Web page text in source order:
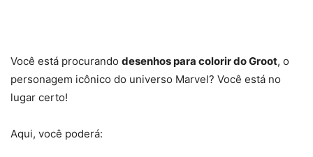
Você está procurando desenhos para colorir do Groot, o
personagem icônico do universo Marvel? Você está no
lugar certo!
Aqui, você poderá: